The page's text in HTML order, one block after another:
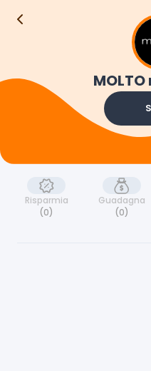
Risparmia
(0)
Guadagna
(0)